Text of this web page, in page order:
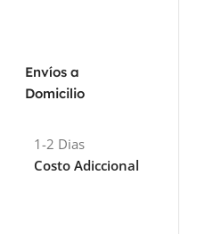
Envíos a
Domicilio
1-2 Dias
Costo Adiccional